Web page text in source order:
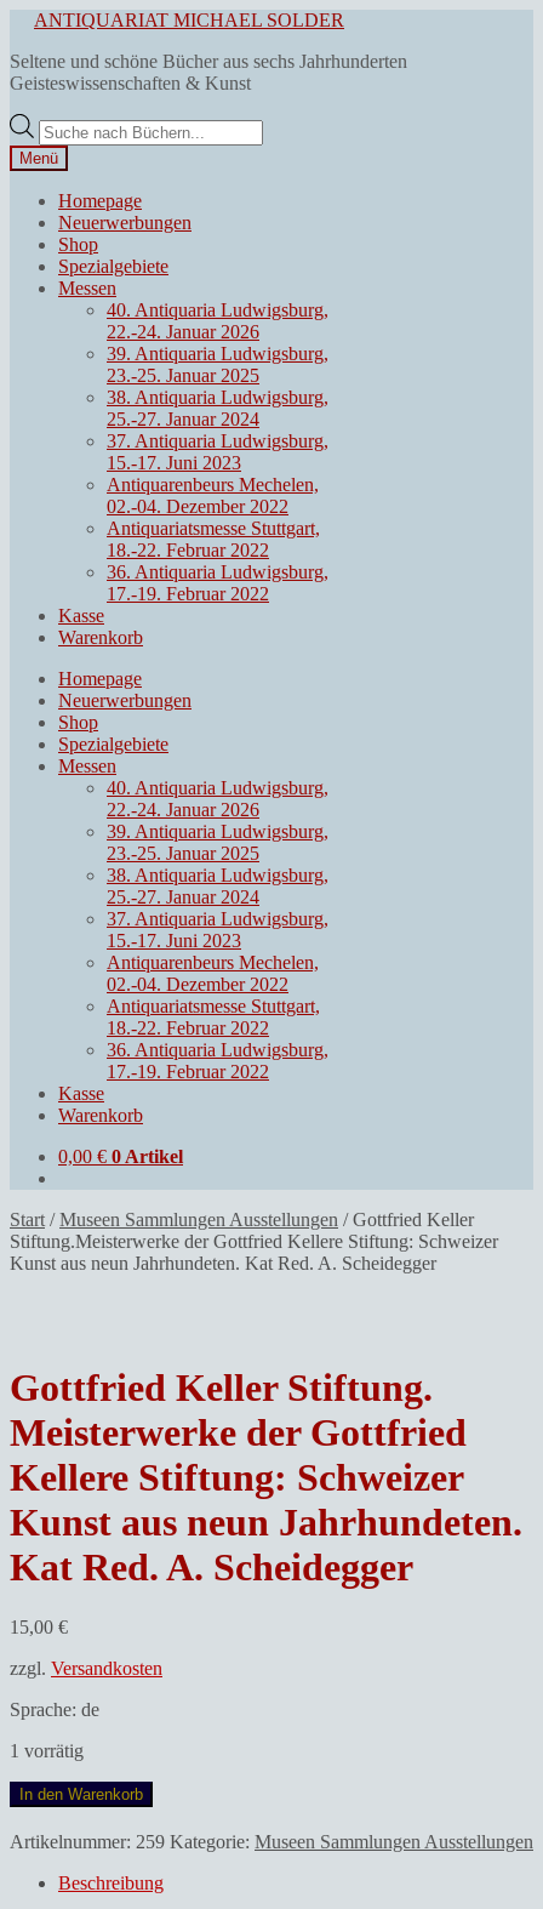
springen
Zum
springen
ANTIQUARIAT MICHAEL SOLDER
Seltene und schöne Bücher aus sechs Jahrhunderten
Geisteswissenschaften & Kunst
Products
search
Menü
Homepage
Neuerwerbungen
Shop
Spezialgebiete
Messen
40. Antiquaria Ludwigsburg,
22.-24. Januar 2026
39. Antiquaria Ludwigsburg,
23.-25. Januar 2025
38. Antiquaria Ludwigsburg,
25.-27. Januar 2024
37. Antiquaria Ludwigsburg,
15.-17. Juni 2023
Antiquarenbeurs Mechelen,
02.-04. Dezember 2022
Antiquariatsmesse Stuttgart,
18.-22. Februar 2022
36. Antiquaria Ludwigsburg,
17.-19. Februar 2022
Kasse
Warenkorb
Homepage
Neuerwerbungen
Shop
Spezialgebiete
Messen
40. Antiquaria Ludwigsburg,
22.-24. Januar 2026
39. Antiquaria Ludwigsburg,
23.-25. Januar 2025
38. Antiquaria Ludwigsburg,
25.-27. Januar 2024
37. Antiquaria Ludwigsburg,
15.-17. Juni 2023
Antiquarenbeurs Mechelen,
02.-04. Dezember 2022
Antiquariatsmesse Stuttgart,
18.-22. Februar 2022
36. Antiquaria Ludwigsburg,
17.-19. Februar 2022
Kasse
Warenkorb
0,00 € 0 Artikel
Start /Museen Sammlungen Ausstellungen /Gottfried Keller
Stiftung.Meisterwerke der Gottfried Kellere Stiftung: Schweizer
Kunst aus neun Jahrhundeten. Kat Red. A. Scheidegger
Gottfried Keller Stiftung.
Meisterwerke der Gottfried
Kellere Stiftung: Schweizer
Kunst aus neun Jahrhundeten.
Kat Red. A. Scheidegger
15,00 €
zzgl. Versandkosten
Sprache: de
1 vorrätig
Gottfried
Keller
Stiftung.Meisterwerke
Gottfried
In den Warenkorb
Artikelnummer: 259 Kategorie: Museen Sammlungen Ausstellungen
Beschreibung